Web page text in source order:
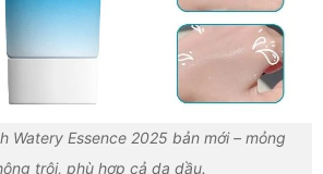
Watery Essence 2025 bản mới – mỏng
trôi, phù hợp cả da dầu.